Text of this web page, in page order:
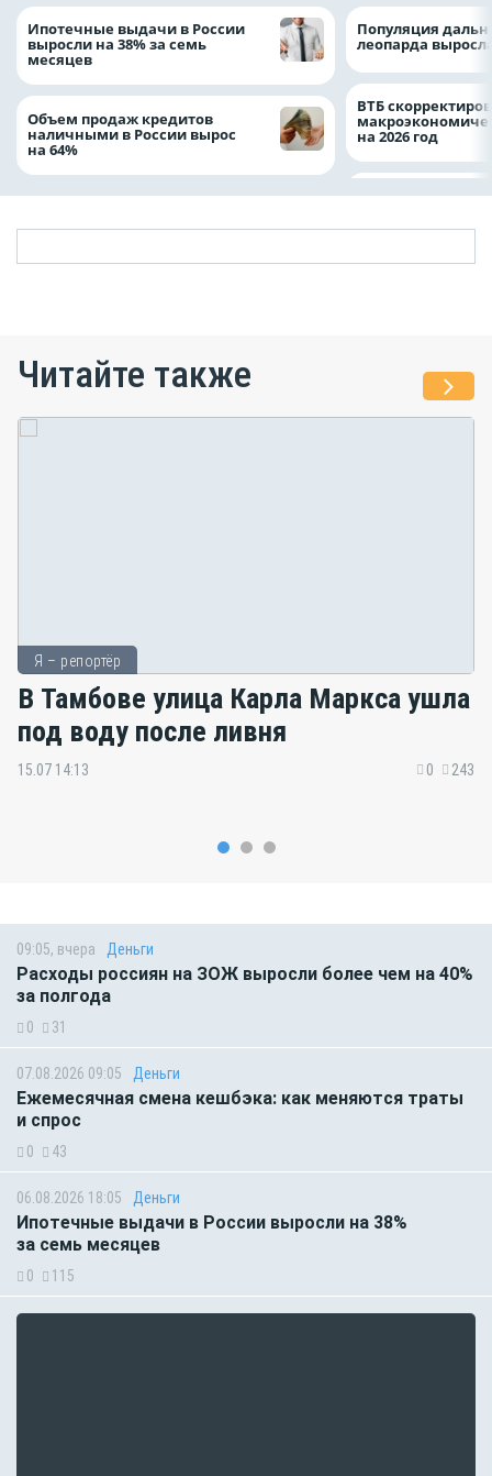
Ипотечные выдачи в России
выросли на 38% за семь
месяцев
Объем продаж кредитов
наличными в России вырос
на 64%
Популяция
леопарда
ВТБ
на 2026 год
Читайте также
Я – репортёр
В Тамбове улица Карла Маркса ушла
под воду после ливня
15.07 14:13 0 243
09:05, вчера Деньги
Расходы россиян на ЗОЖ выросли более чем на 40%
за полгода
0 31
07.08.2026 09:05 Деньги
Ежемесячная смена кешбэка: как меняются траты
и спрос
0 43
06.08.2026 18:05 Деньги
Ипотечные выдачи в России выросли на 38%
за семь месяцев
0 115